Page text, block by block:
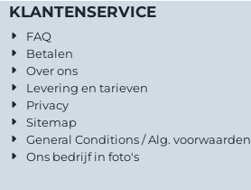
KLANTENSERVICE
FAQ
Betalen
Over ons
Levering en tarieven
Privacy
Sitemap
General Conditions / Alg. voorwaarden
Ons bedrijf in foto's